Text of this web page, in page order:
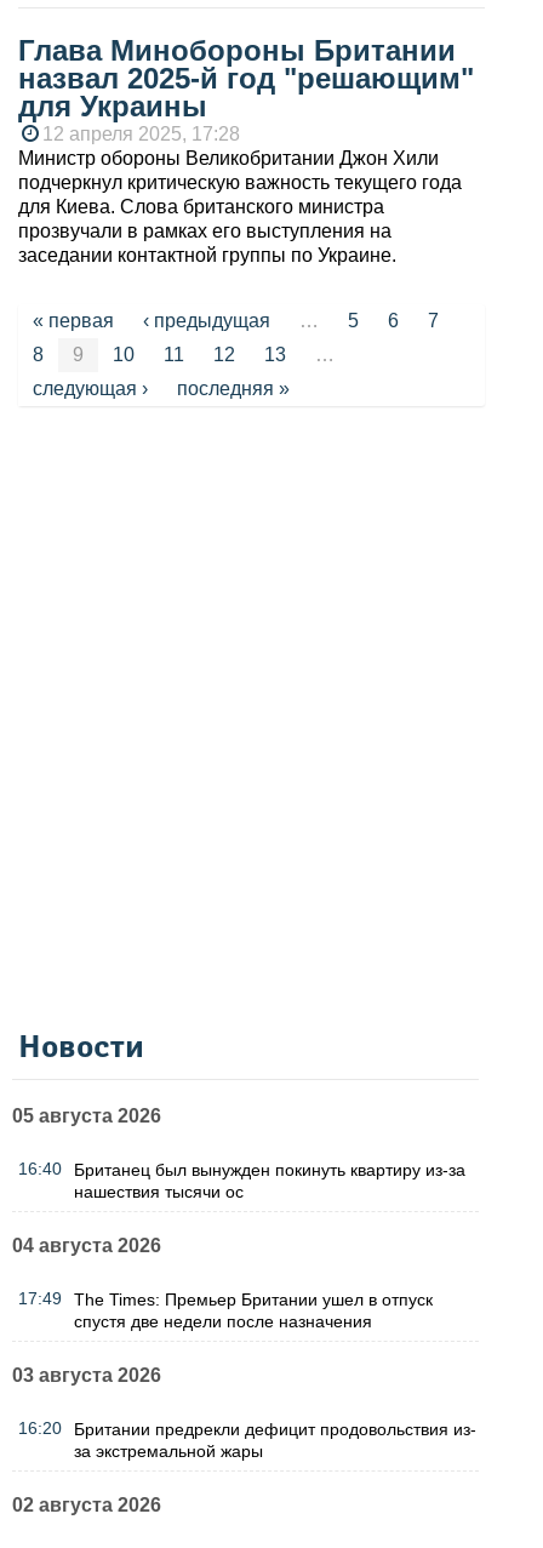
Глава Минобороны Британии
назвал 2025-й год "решающим"
для Украины
12 апреля 2025, 17:28
Министр обороны Великобритании Джон Хили
подчеркнул критическую важность текущего года
для Киева. Слова британского министра
прозвучали в рамках его выступления на
заседании контактной группы по Украине.
Страницы
« первая ‹ предыдущая … 5 6
7
8
9 10 11 12 13
…
следующая ›
последняя »
Новости
05 августа 2026
16:40
Британец был вынужден покинуть квартиру из-за
нашествия тысячи ос
04 августа 2026
17:49
The Times: Премьер Британии ушел в отпуск
спустя две недели после назначения
03 августа 2026
16:20
Британии предрекли дефицит продовольствия из-
за экстремальной жары
02 августа 2026